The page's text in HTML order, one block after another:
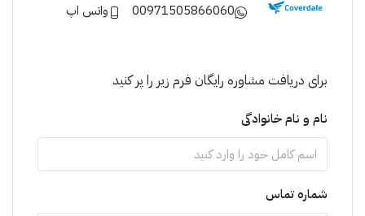
00971505866060
واتس اپ
برای دریافت مشاوره رایگان فرم زیر را پر کنید
نام و نام خانوادگی
شماره تماس